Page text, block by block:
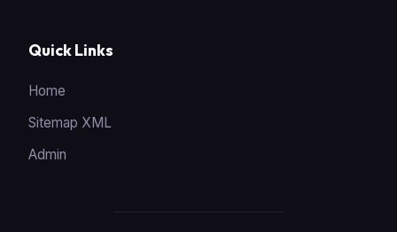
Quick Links
Home
Sitemap XML
Admin